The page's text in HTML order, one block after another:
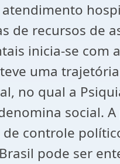
recursos de
inicia-se com
uma
no qual a
social.
controle
pode ser